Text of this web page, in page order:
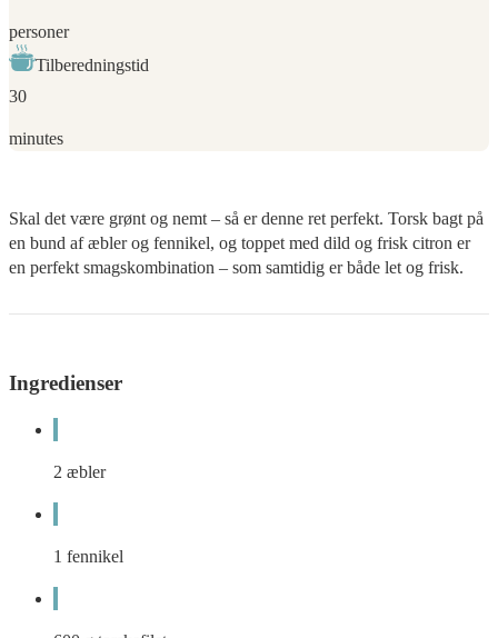
personer
Tilberedningstid
30
minutes
Skal det være grønt og nemt – så er denne ret perfekt. Torsk bagt på
en bund af æbler og fennikel, og toppet med dild og frisk citron er
en perfekt smagskombination – som samtidig er både let og frisk.
Ingredienser
2 æbler
1 fennikel